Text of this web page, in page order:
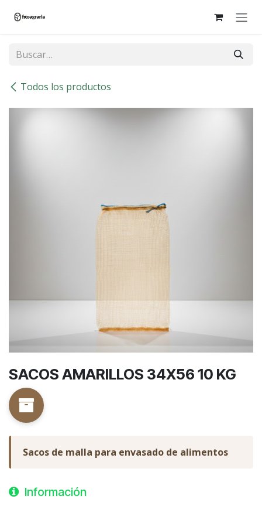
Todos los productos
SACOS AMARILLOS 34X56 10 KG
Sacos de malla para envasado de alimentos
Información